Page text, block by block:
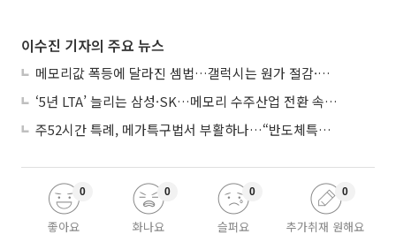
이수진 기자의 주요 뉴스
메모리값 폭등에 달라진 셈법…갤럭시는 원가 절감·아이폰은 서비스 확대
‘5년 LTA’ 늘리는 삼성·SK…메모리 수주산업 전환 속 다른 셈법
주52시간 특례, 메가특구법서 부활하나…“반도체특별법 담겨야”
좋아요
0
화나요
0
슬퍼요
0
추가취재 원해요
0